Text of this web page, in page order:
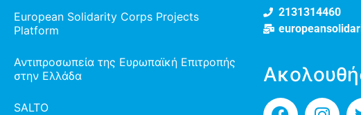
European Solidarity Corps Projects
Platform
Αντιπροσωπεία της Ευρωπαϊκή Επιτροπής
στην Ελλάδα
SALTO
2131314460